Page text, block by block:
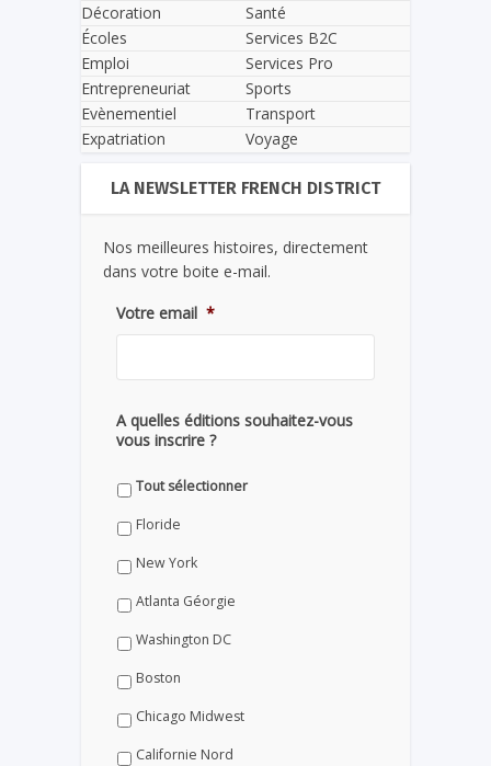
Décoration
Écoles
Emploi
Entrepreneuriat
Evènementiel
Expatriation
Santé
Services B2C
Services Pro
Sports
Transport
Voyage
LA NEWSLETTER FRENCH DISTRICT
Nos meilleures histoires, directement
dans votre boite e-mail.
Votre email *
A quelles éditions souhaitez-vous
vous inscrire ?
Tout sélectionner
Floride
New York
Atlanta Géorgie
Washington DC
Boston
Chicago Midwest
Californie Nord